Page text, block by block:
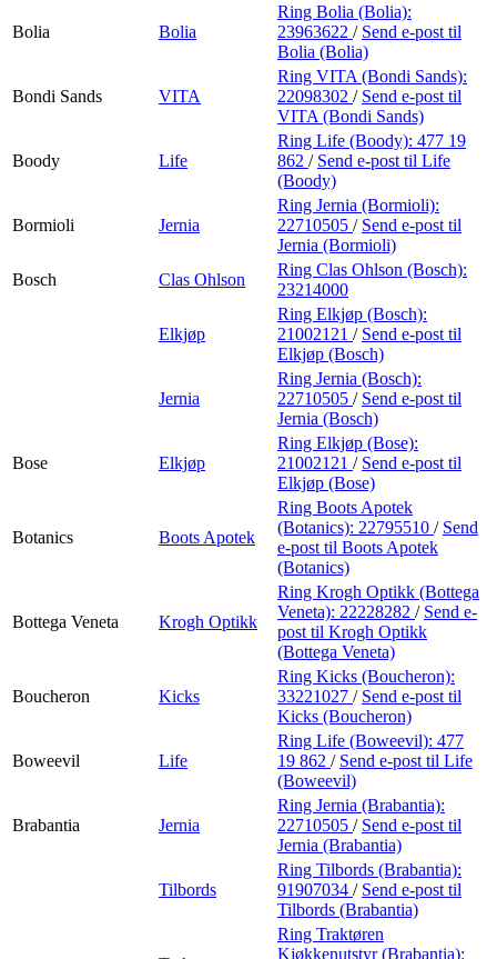
Bolia Bolia
Ring Bolia (Bolia):
23963622 / Send e-post til
Bolia (Bolia)
Bondi Sands VITA
Ring VITA (Bondi Sands):
22098302 / Send e-post til
VITA (Bondi Sands)
Boody Life
Ring Life (Boody): 477 19
862 / Send e-post til Life
(Boody)
Bormioli Jernia
Ring Jernia (Bormioli):
22710505 / Send e-post til
Jernia (Bormioli)
Bosch
Clas Ohlson
Ring Clas Ohlson (Bosch):
23214000
Elkjøp
Ring Elkjøp (Bosch):
21002121 / Send e-post til
Elkjøp (Bosch)
Jernia
Ring Jernia (Bosch):
22710505 / Send e-post til
Jernia (Bosch)
Bose Elkjøp
Ring Elkjøp (Bose):
21002121 / Send e-post til
Elkjøp (Bose)
Botanics Boots Apotek
Ring Boots Apotek
(Botanics): 22795510 / Send
e-post til Boots Apotek
(Botanics)
Bottega Veneta Krogh Optikk
Ring Krogh Optikk (Bottega
Veneta): 22228282 / Send e-
post til Krogh Optikk
(Bottega Veneta)
Boucheron Kicks
Ring Kicks (Boucheron):
33221027 / Send e-post til
Kicks (Boucheron)
Boweevil Life
Ring Life (Boweevil): 477
19 862 / Send e-post til Life
(Boweevil)
Brabantia Jernia
Ring Jernia (Brabantia):
22710505 / Send e-post til
Jernia (Brabantia)
Tilbords
Ring Tilbords (Brabantia):
91907034 / Send e-post til
Tilbords (Brabantia)
Ring Traktøren
Kjøkkenutstyr (Brabantia):